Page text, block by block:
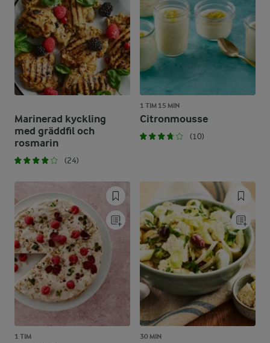
Marinerad kyckling
med gräddfil och
rosmarin
(24)
1 TIM 15 MIN
Citronmousse
(10)
1 TIM 30 MIN